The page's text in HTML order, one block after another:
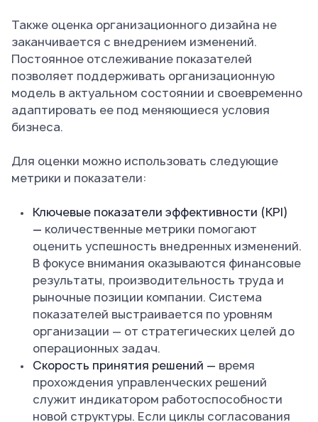
Также оценка организационного дизайна не
заканчивается с внедрением изменений.
Постоянное отслеживание показателей
позволяет поддерживать организационную
модель в актуальном состоянии и своевременно
адаптировать ее под меняющиеся условия
бизнеса.
Для оценки можно использовать следующие
метрики и показатели:
Ключевые показатели эффективности (KPI)
— количественные метрики помогают
оценить успешность внедренных изменений.
В фокусе внимания оказываются финансовые
результаты, производительность труда и
рыночные позиции компании. Система
показателей выстраивается по уровням
организации — от стратегических целей до
операционных задач.
Скорость принятия решений — время
прохождения управленческих решений
служит индикатором работоспособности
новой структуры. Если циклы согласования